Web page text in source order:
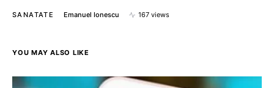
SANATATE Emanuel Ionescu 167 views
YOU MAY ALSO LIKE